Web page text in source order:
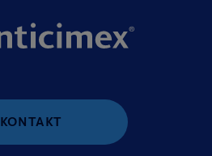
KONTAKT